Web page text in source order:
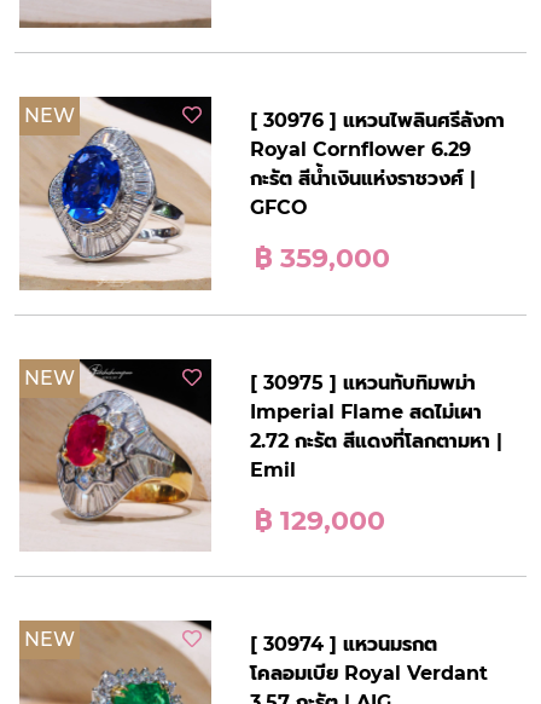
NEW
[ 30976 ] แหวนไพลินศรีลังกา
Royal Cornflower 6.29
กะรัต สีน้ำเงินแห่งราชวงศ์ |
GFCO
฿ 359,000
NEW
[ 30975 ] แหวนทับทิมพม่า
Imperial Flame สดไม่เผา
2.72 กะรัต สีแดงที่โลกตามหา |
Emil
฿ 129,000
NEW
[ 30974 ] แหวนมรกต
โคลอมเบีย Royal Verdant